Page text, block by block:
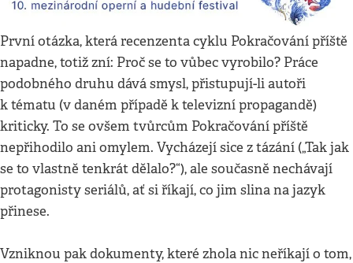
První otázka, která recenzenta cyklu Pokračování příště
napadne, totiž zní: Proč se to vůbec vyrobilo? Práce
podobného druhu dává smysl, přistupují-li autoři
k tématu (v daném případě k televizní propagandě)
kriticky. To se ovšem tvůrcům Pokračování příště
nepřihodilo ani omylem. Vycházejí sice z tázání („Tak jak
se to vlastně tenkrát dělalo?“), ale současně nechávají
protagonisty seriálů, ať si říkají, co jim slina na jazyk
přinese.
Vzniknou pak dokumenty, které zhola nic neříkají o tom,